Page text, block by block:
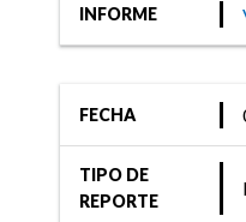
de
Fondos
31-oct-2022
INFORME
FECHA
TIPO DE
REPORTE